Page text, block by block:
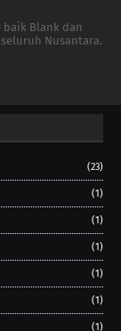
baik Blank dan
Nusantara.
(23)
(1)
(1)
(1)
(1)
(1)
(1)